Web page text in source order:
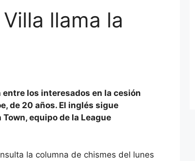
llama la
los interesados ​​en la cesión
de 20 años. El inglés sigue
Town, equipo de la League
la columna de chismes del lunes